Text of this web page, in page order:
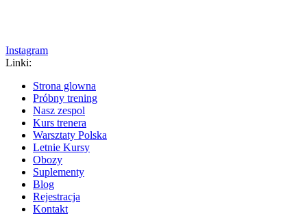
Instagram
Linki:
Strona glowna
Próbny trening
Nasz zespol
Kurs trenera
Warsztaty Polska
Letnie Kursy
Obozy
Suplementy
Blog
Rejestracja
Kontakt